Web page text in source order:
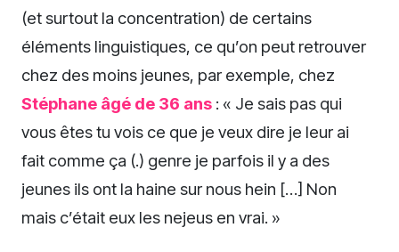
(et surtout la concentration) de certains
éléments linguistiques, ce qu’on peut retrouver
chez des moins jeunes, par exemple, chez
Stéphane âgé de 36 ans : « Je sais pas qui
vous êtes tu vois ce que je veux dire je leur ai
fait comme ça (.) genre je parfois il y a des
jeunes ils ont la haine sur nous hein […] Non
mais c’était eux les nejeus en vrai. »